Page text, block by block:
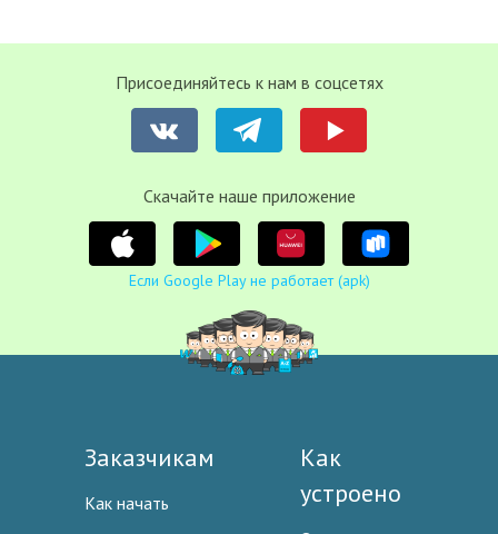
Присоединяйтесь к нам в соцсетях
Cкачайте наше приложение
Если Google Play не работает (apk)
Заказчикам
Как начать
Как
устроено